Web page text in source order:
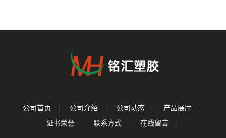
公司首页 | 公司介绍 | 公司动态 | 产品展厅
|
证书荣誉
| 联系方式 | 在线留言 |